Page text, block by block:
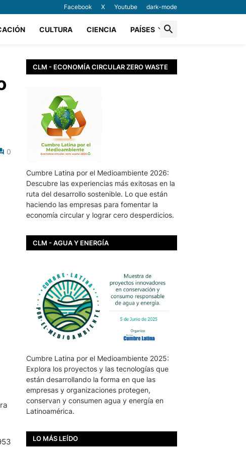
Facebook X Youtube dark-mode
CULTURA CIENCIA PAÍSES
0
CLM - ECONOMÍA CIRCULAR ZERO WASTE
Cumbre Latina por el Medioambiente 2026:
Descubre las experiencias más exitosas en la
ruta del desarrollo sostenible. Lo que están
haciendo las empresas para fomentar la
economía circular y lograr cero desperdicios.
CLM - AGUA Y ENERGÍA
Cumbre Latina por el Medioambiente 2025:
Explora los proyectos y las tecnologías que
están desarrollando la forma en que las
empresas y organizaciones protegen,
conservan y consumen agua y energía en
Latinoamérica.
LO MÁS LEÍDO